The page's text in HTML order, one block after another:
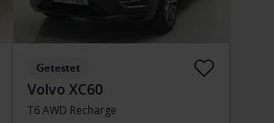
Getestet
Volvo XC60
T6 AWD Recharge